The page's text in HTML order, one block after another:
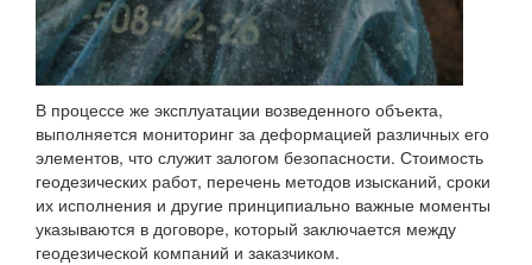
В процессе же эксплуатации возведенного объекта,
выполняется мониторинг за деформацией различных его
элементов, что служит залогом безопасности. Стоимость
геодезических работ, перечень методов изысканий, сроки
их исполнения и другие принципиально важные моменты
указываются в договоре, который заключается между
геодезической компаний и заказчиком.